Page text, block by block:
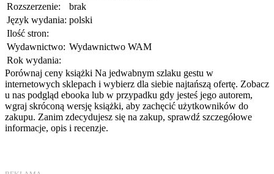
Rozszerzenie:
brak
Język wydania: polski
Ilość stron:
Wydawnictwo: Wydawnictwo WAM
Rok wydania:
Porównaj ceny książki Na jedwabnym szlaku gestu w
internetowych sklepach i wybierz dla siebie najtańszą ofertę. Zobacz
u nas podgląd ebooka lub w przypadku gdy jesteś jego autorem,
wgraj skróconą wersję książki, aby zachęcić użytkowników do
zakupu. Zanim zdecydujesz się na zakup, sprawdź szczegółowe
informacje, opis i recenzje.